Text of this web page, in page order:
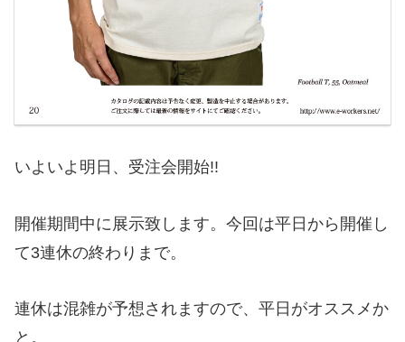
いよいよ明日、受注会開始!!
開催期間中に展示致します。今回は平日から開催し
て3連休の終わりまで。
連休は混雑が予想されますので、平日がオススメか
と。